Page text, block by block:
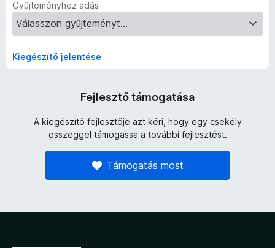
Gyűjteményhez adás
Kiegészítő jelentése
Fejlesztő támogatása
A kiegészítő fejlesztője azt kéri, hogy egy csekély
összeggel támogassa a további fejlesztést.
Támogatás most